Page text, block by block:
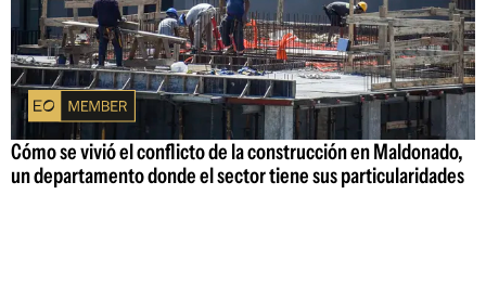
Cómo se vivió el conflicto de la construcción en Maldonado,
un departamento donde el sector tiene sus particularidades